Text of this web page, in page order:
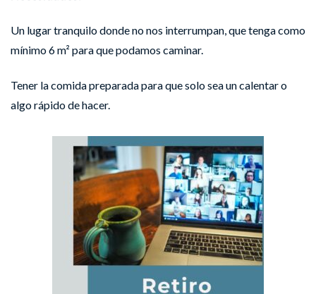
Un lugar tranquilo donde no nos interrumpan, que tenga como
mínimo 6 m² para que podamos caminar.
Tener la comida preparada para que solo sea un calentar o
algo rápido de hacer.